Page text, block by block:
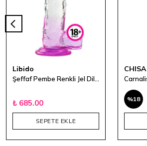
Libido
₺ 685.00
SEPETE EKLE
CHISA
%18